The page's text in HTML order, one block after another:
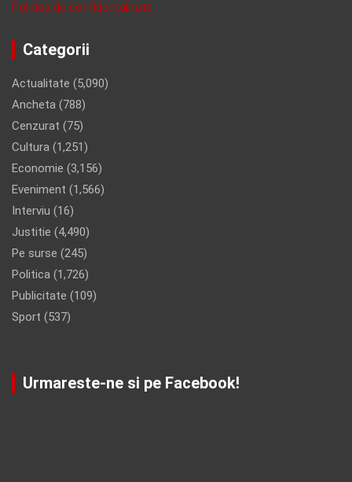
Politica de confidentalitate
Categorii
Actualitate (5,090)
Ancheta (788)
Cenzurat (75)
Cultura (1,251)
Economie (3,156)
Eveniment (1,566)
Interviu (16)
Justitie (4,490)
Pe surse (245)
Politica (1,726)
Publicitate (109)
Sport (537)
Urmareste-ne si pe Facebook!